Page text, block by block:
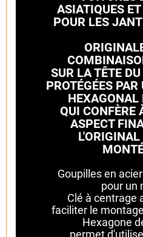
ASIATIQUES
POUR LES
SUR LA TÊTE
PROTÉGÉES
HEXAGONAL
QUI CONFÈRE
ASPECT
Goupilles en
pour un
Clé à centrage
faciliter le
Hexagone
permet